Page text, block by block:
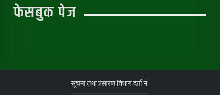
फेसबुक पेज
सूचना तथा प्रसारण विभाग दर्ता नं: